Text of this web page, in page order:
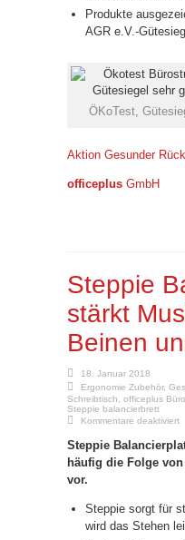
Produkte
AGR e.V.-
ÖKoTest,
Aktion Gesunder
officeplus GmbH
Steppie
stärkt
Beinen
18. Januar 2018
Ergonomie Zubehör,
Schreibtisch
officeplus
Steppie balancierbrett
Kommentare deaktiviertfür
in
Steppie
häufig die Folge
vor.
Steppie sorgt für
wird das Stehen